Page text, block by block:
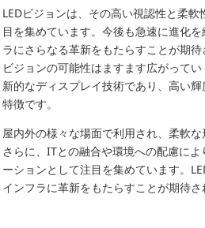
LEDビジョンは、その高い視認性と柔
目を集めています。今後も急速に進化
ラにさらなる革新をもたらすことが期
ビジョンの可能性はますます広がって
新的なディスプレイ技術であり、高い
特徴です。
屋内外の様々な場面で利用され、柔軟
さらに、ITとの融合や環境への配慮に
ーションとして注目を集めています。
インフラに革新をもたらすことが期待さ